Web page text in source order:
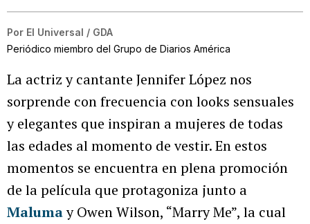
Por El Universal / GDA
Periódico miembro del Grupo de Diarios América
La actriz y cantante Jennifer López nos
sorprende con frecuencia con looks sensuales
y elegantes que inspiran a mujeres de todas
las edades al momento de vestir. En estos
momentos se encuentra en plena promoción
de la película que protagoniza junto a
Malumay Owen Wilson, “Marry Me”, la cual